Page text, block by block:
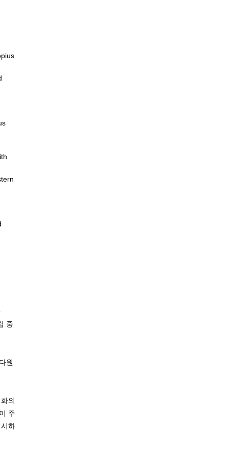
중
원
의
주
하